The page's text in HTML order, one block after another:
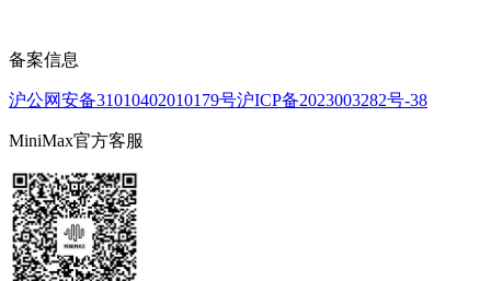
备案信息
沪公网安备31010402010179号沪ICP备2023003282号-38
MiniMax官方客服